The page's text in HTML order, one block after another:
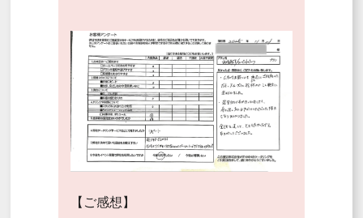
【ご感想】